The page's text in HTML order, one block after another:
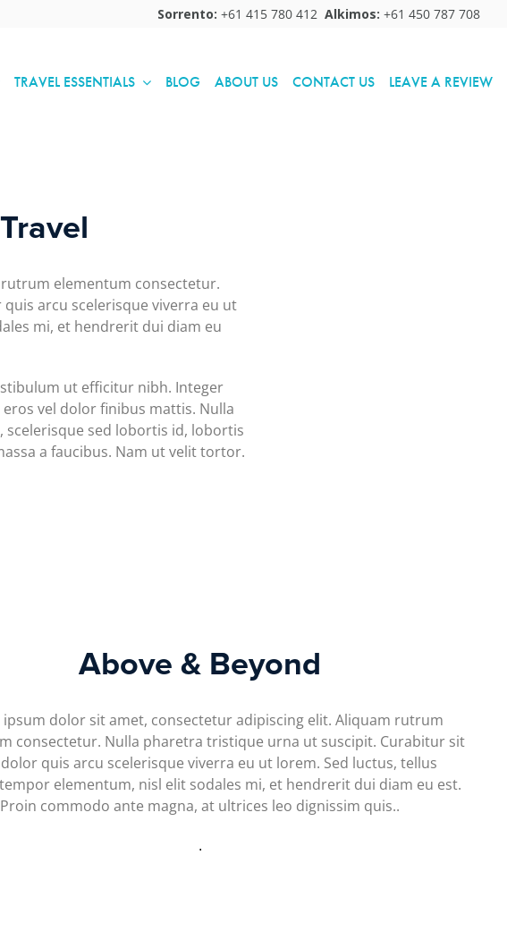
Sorrento: +61 415 780 412 Alkimos:+61 450 787 708
TRAVEL ESSENTIALS BLOG ABOUT US CONTACT US LEAVE A REVIEW
journeys to Europe.
journeys to Europe.
elementum consectetur.
arcu scelerisque viverra eu ut
mi, et hendrerit dui diam eu
ut efficitur nibh. Integer
vel dolor finibus mattis. Nulla
sed lobortis id, lobortis
a faucibus. Nam ut velit tortor.
Above & Beyond
ipsum dolor sit amet, consectetur adipiscing elit. Aliquam rutrum
consectetur. Nulla pharetra tristique urna ut suscipit. Curabitur sit
quis arcu scelerisque viverra eu ut lorem. Sed luctus, tellus
elementum, nisl elit sodales mi, et hendrerit dui diam eu est.
Proin commodo ante magna, at ultrices leo dignissim quis..
.